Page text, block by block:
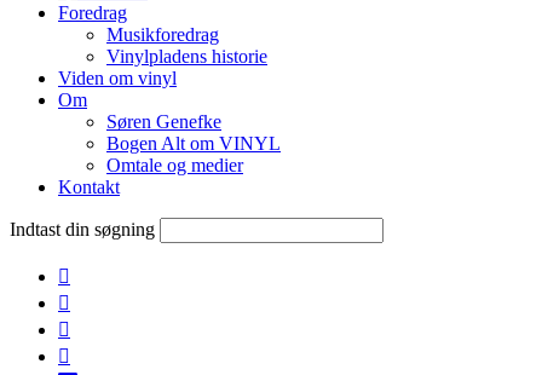
Foredrag
Musikforedrag
Vinylpladens historie
Viden om vinyl
Om
Søren Genefke
Bogen Alt om VINYL
Omtale og medier
Kontakt
Indtast din søgning